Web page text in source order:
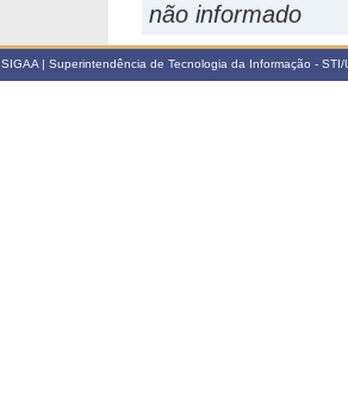
não informado
SIGAA | Superintendência de Tecnologia da Informação -